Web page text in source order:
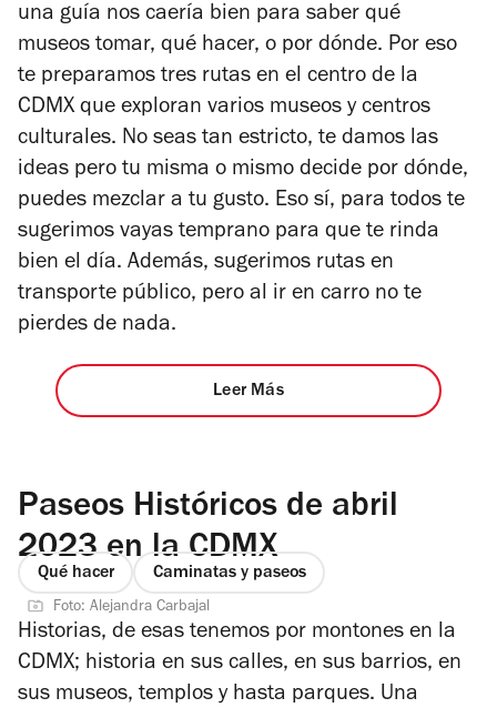
una guía nos caería bien para saber qué
museos tomar, qué hacer, o por dónde. Por eso
te preparamos tres rutas en el centro de la
CDMX que exploran varios museos y centros
culturales. No seas tan estricto, te damos las
ideas pero tu misma o mismo decide por dónde,
puedes mezclar a tu gusto. Eso sí, para todos te
sugerimos vayas temprano para que te rinda
bien el día. Además, sugerimos rutas en
transporte público, pero al ir en carro no te
pierdes de nada.
Leer Más
Paseos Históricos de abril
2023 en la CDMX
Qué hacer Caminatas y paseos
Foto: Alejandra Carbajal
Historias, de esas tenemos por montones en la
CDMX; historia en sus calles, en sus barrios, en
sus museos, templos y hasta parques. Una